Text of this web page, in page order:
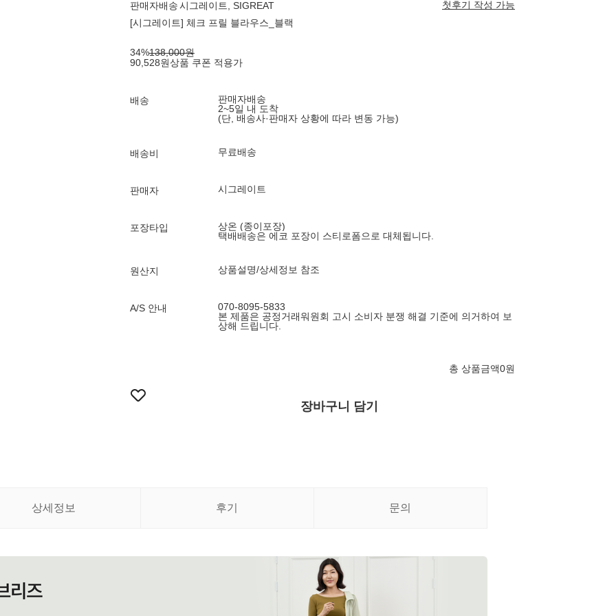
판매자배송시그레이트, SIGREAT
첫후기 작성 가능
[시그레이트] 체크 프릴 블라우스_블랙
34%138,000원
90,528원상품 쿠폰 적용가
배송
판매자배송
2~5일 내 도착
(단, 배송사·판매자 상황에 따라 변동 가능)
배송비 무료배송
판매자 시그레이트
포장타입
상온 (종이포장)
택배배송은 에코 포장이 스티로폼으로 대체됩니다.
원산지 상품설명/상세정보 참조
A/S 안내
070-8095-5833
본 제품은 공정거래워원회 고시 소비자 분쟁 해결 기준에 의거하여 보
상해 드립니다.
총 상품금액0원
장바구니 담기
상세정보 후기 문의